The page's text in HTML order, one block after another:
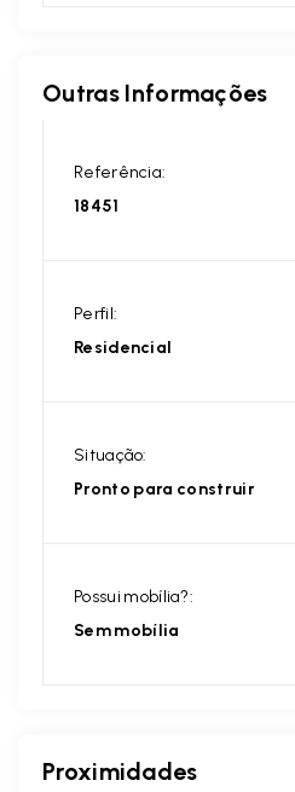
Outras Informações
Referência:
18451
Perfil:
Residencial
Situação:
Pronto para construir
Possui mobília?:
Sem mobília
Proximidades